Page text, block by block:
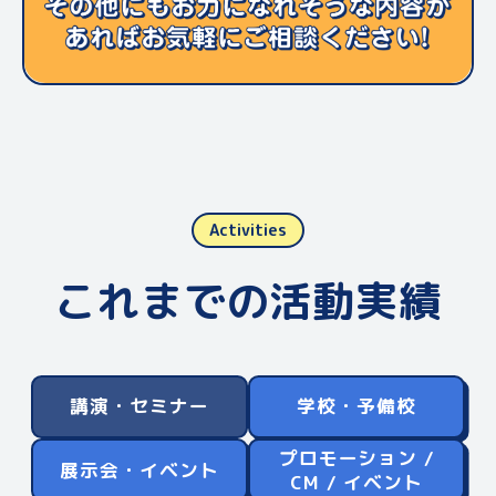
Activities
これまでの活動実績
講演・セミナー 学校・予備校
展示会・イベント
プロモーション /
CM / イベント